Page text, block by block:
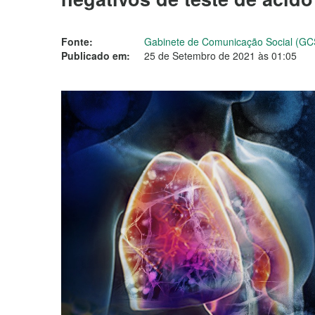
Fonte:
Gabinete de Comunicação Social
Publicado em:
25 de Setembro de 2021 às 01:05